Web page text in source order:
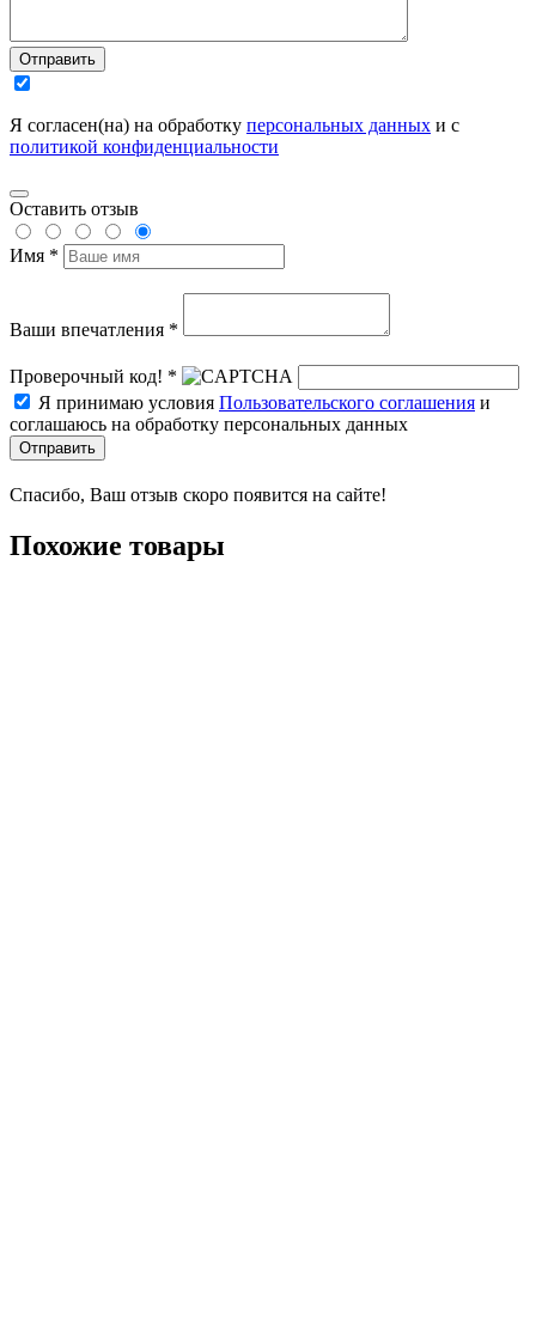
Отправить
Я согласен(на) на обработку персональных данных и с
политикой конфиденциальности
Оставить отзыв
Имя *
Ваши впечатления *
Проверочный код! *
Я принимаю условия Пользовательского соглашения и
соглашаюсь на обработку персональных данных
Отправить
Спасибо, Ваш отзыв скоро появится на сайте!
Похожие товары